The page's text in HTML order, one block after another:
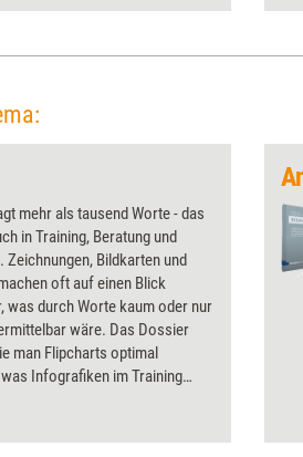
Symbolon-Methode®.
mehr als tausend Worte - das
in Training, Beratung und
Zeichnungen, Bildkarten und
oft auf einen Blick
was durch Worte kaum oder nur
wäre. Das Dossier
man Flipcharts optimal
Infografiken im Training